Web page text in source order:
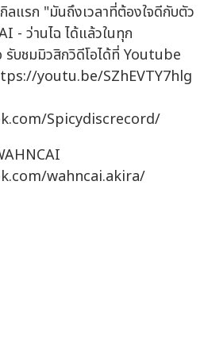
ลแรก "มันถึงเวลาที่ต้องใจดีกับตัว
- ว่านไฉ ได้แล้วในทุก
บชมมิวสิกวิดีโอได้ที่ Youtube
youtu.be/SZhEVTY7hlg
Spicydiscrecord/
wahncai.akira/